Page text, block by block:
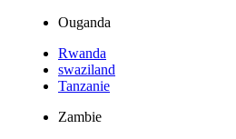
Ouganda
Rwanda
swaziland
Tanzanie
Zambie